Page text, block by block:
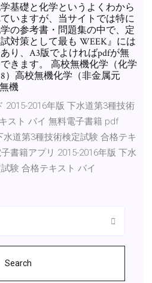
基礎と化学というよくわから
いますが、当サイトでは特に
の参考書・問題集の中で、定
対策として最も WEEK』には
り、A3版でよければpdfが無
きます。 高校無機化学（化学
）高校無機化学（非金属元
機
2015-2016年版 下水道第3種技術
スト バイ 無料電子書籍 pdf
水道第3種技術検定試験 合格テキ
書籍アプリ 2015-2016年版 下水
験 合格テキスト バイ
Search